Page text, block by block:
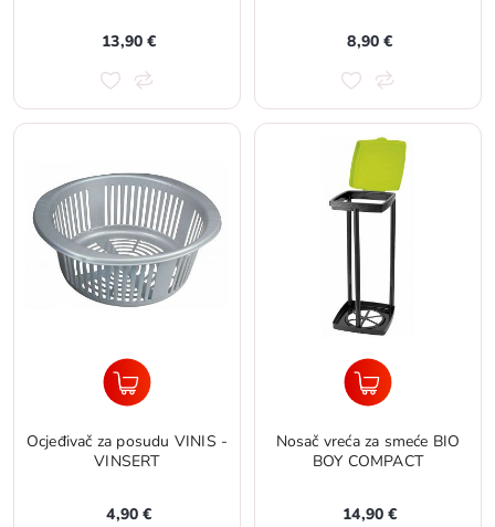
13,90 € 8,90 €
Ocjeđivač za posudu VINIS -
VINSERT
4,90 €
Nosač vreća za smeće BIO
BOY COMPACT
14,90 €